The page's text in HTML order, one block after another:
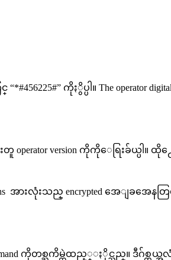
ကိုႏွိပ္ပါ။ The operator
operator version ကိုကိုေရြးခ်ယ္ပါ။
လုံးသည္ encrypted အေျခအေနတြင္
ကိုတစ္ႀကိမ္ထဲထည့္ႏိုင္သည္။ ဒီဂ်